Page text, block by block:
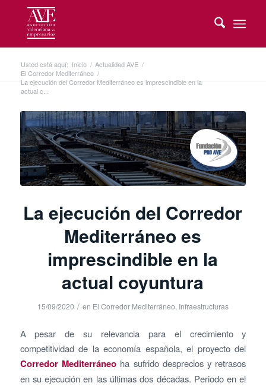
Usted está aquí: Inicio / Actualidad AVE /
El Corredor Mediterráneo /
La ejecución del Corredor Mediterráneo es imprescindible en la
actual c...
La ejecución del Corredor
Mediterráneo es
imprescindible en la
actual coyuntura
15/09/2020 / en El Corredor Mediterráneo, Infraestructuras
A pesar de su relevancia para el crecimiento y
competitividad de la economía española, el proyecto del
Corredor Mediterráneoha sufrido desprecios y retrasos
en su ejecución en las últimas dos décadas. Periodo en el